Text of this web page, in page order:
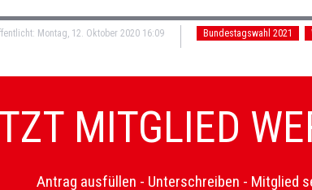
Montag, 12. Oktober 2020 16:09 Bundestagswahl 2021
MITGLIED
Antrag ausfüllen - Unterschreiben - Mitglied